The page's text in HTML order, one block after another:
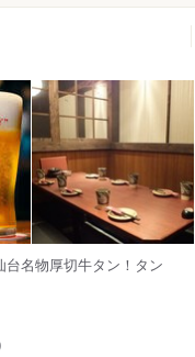
名物厚切牛タン！タン